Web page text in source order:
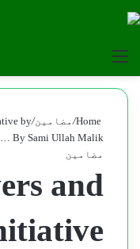
Menu
/مضامین/
by
By Sami Ullah Malik
مضامین
and